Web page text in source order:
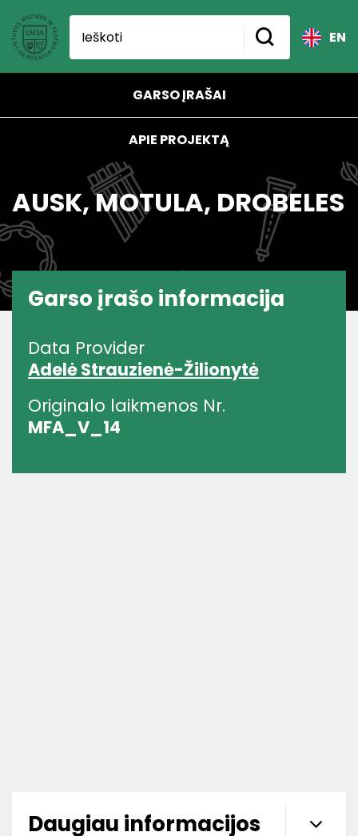
EN
GARSO ĮRAŠAI
APIE PROJEKTĄ
AUSK, MOTULA, DROBELES
Garso įrašo informacija
Data Provider
Adelė Strauzienė-Žilionytė
Originalo laikmenos Nr.
MFA_V_14
Daugiau informacijos